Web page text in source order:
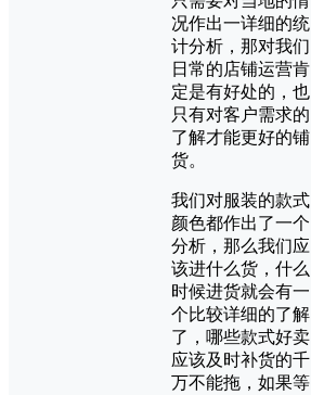
况作出一详细的统
计分析，那对我们
日常的店铺运营肯
定是有好处的，也
只有对客户需求的
了解才能更好的铺
货。
我们对服装的款式
颜色都作出了一个
分析，那么我们应
该进什么货，什么
时候进货就会有一
个比较详细的了解
了，哪些款式好卖
应该及时补货的千
万不能拖，如果等